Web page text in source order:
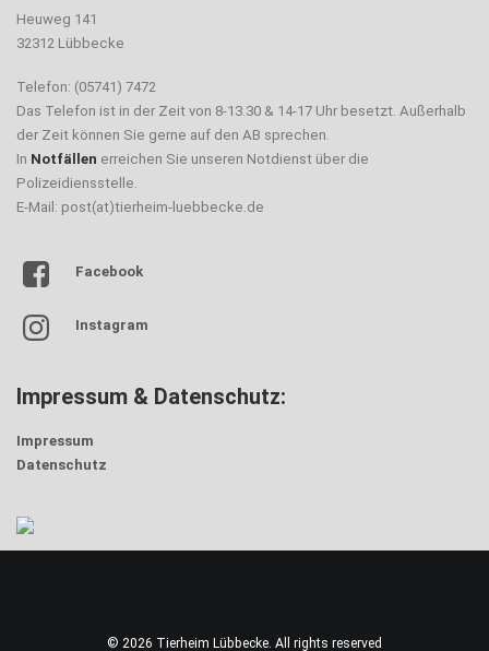
Heuweg 141
32312 Lübbecke
Telefon: (05741) 7472
Das Telefon ist in der Zeit von 8-13.30 & 14-17 Uhr besetzt. Außerhalb
der Zeit können Sie gerne auf den AB sprechen.
In Notfällen erreichen Sie unseren Notdienst über die
Polizeidiensstelle.
E-Mail: post(at)tierheim-luebbecke.de
Facebook
Instagram
Impressum & Datenschutz:
Impressum
Datenschutz
© 2026 Tierheim Lübbecke. All rights reserved